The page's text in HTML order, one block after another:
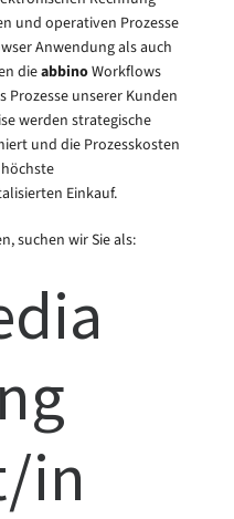
und operativen Prozesse
Anwendung als auch
dieabbinoWorkflows
Prozesse unserer Kunden
werden strategische
und die Prozesskosten
Einkauf.
suchen wir Sie als:
in